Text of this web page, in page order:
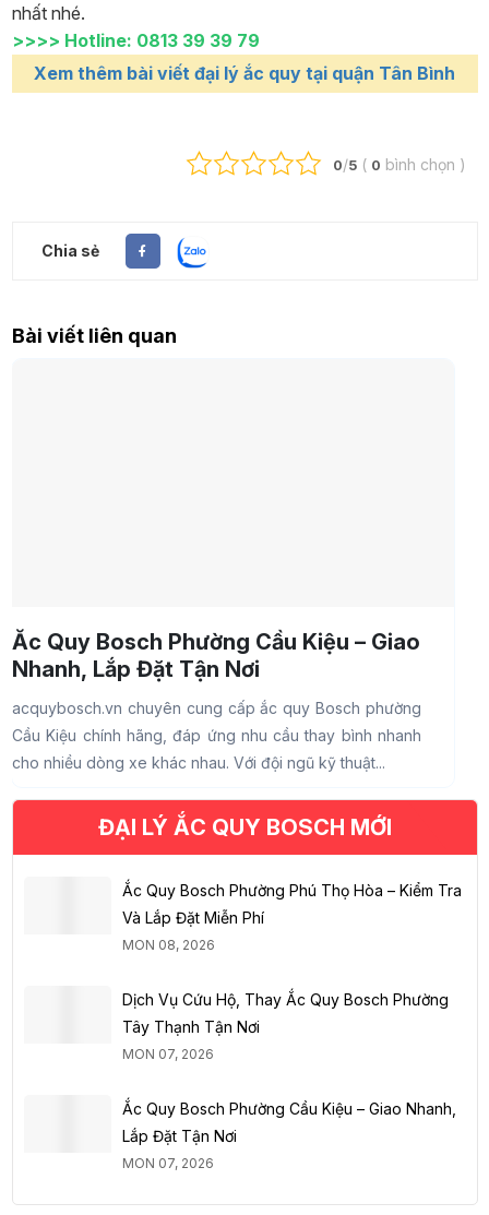
nhất nhé.
>>>> Hotline: 0813 39 39 79
Xem thêm bài viết đại lý ắc quy tại quận Tân Bình
0/5 ( 0 bình chọn )
Chia sẻ
Bài viết liên quan
Ắc Quy Bosch Phường Cầu Kiệu – Giao
Nhanh, Lắp Đặt Tận Nơi
acquybosch.vn chuyên cung cấp ắc quy Bosch phường
Cầu Kiệu chính hãng, đáp ứng nhu cầu thay bình nhanh
cho nhiều dòng xe khác nhau. Với đội ngũ kỹ thuật...
ĐẠI LÝ ẮC QUY BOSCH MỚI
Ắc Quy Bosch Phường Phú Thọ Hòa – Kiểm Tra
Và Lắp Đặt Miễn Phí
MON 08, 2026
Dịch Vụ Cứu Hộ, Thay Ắc Quy Bosch Phường
Tây Thạnh Tận Nơi
MON 07, 2026
Ắc Quy Bosch Phường Cầu Kiệu – Giao Nhanh,
Lắp Đặt Tận Nơi
MON 07, 2026